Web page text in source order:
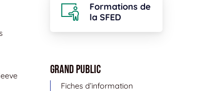
Formations de
la SFED
Grand public
Fiches d’information